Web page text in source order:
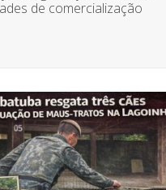
de comercialização